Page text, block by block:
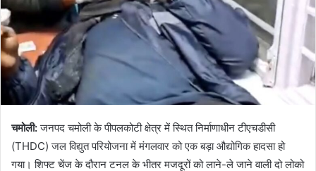
चमोली:जनपद चमोली के पीपलकोटी क्षेत्र में स्थित निर्माणाधीन टीएचडीसी
(THDC) जल विद्युत परियोजना में मंगलवार को एक बड़ा औद्योगिक हादसा हो
गया। शिफ्ट चेंज के दौरान टनल के भीतर मजदूरों को लाने-ले जाने वाली दो लोको